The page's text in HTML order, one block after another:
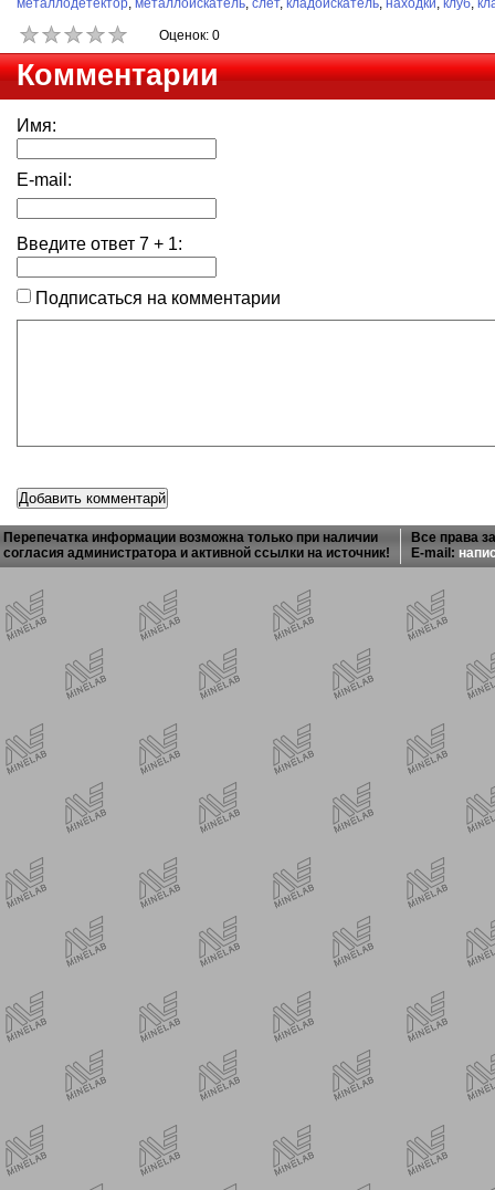
металлодетектор, металлоискатель, слет, кладоискатель, находки, клуб,
Оценок: 0
Комментарии
Имя:
E-mail:
Введите ответ 7 + 1:
Подписаться на комментарии
Перепечатка информации возможна только при наличии
согласия администратора и активной ссылки на источник!
Все права
E-mail: